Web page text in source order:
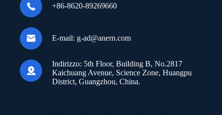
 +86-8620-89269660
 E-mail: g-ad@anern.com

Indirizzo: 5th Floor, Building B, No.2817
Kaichuang Avenue, Science Zone, Huangpu
District, Guangzhou, China.